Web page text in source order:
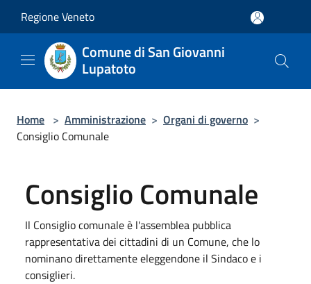
Regione Veneto
Comune di San Giovanni
Lupatoto
Home > Amministrazione > Organi di governo >
Consiglio Comunale
Consiglio Comunale
Il Consiglio comunale è l'assemblea pubblica
rappresentativa dei cittadini di un Comune, che lo
nominano direttamente eleggendone il Sindaco e i
consiglieri.